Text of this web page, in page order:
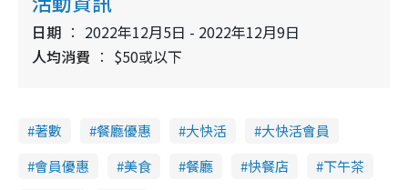
1
2
%
n
日期
2022年12月5日 - 2022年12月9日
人均消費
$50或以下
著數 餐廳優惠 大快活
大快活會員
會員優惠
美食 餐廳 快餐店
下午茶